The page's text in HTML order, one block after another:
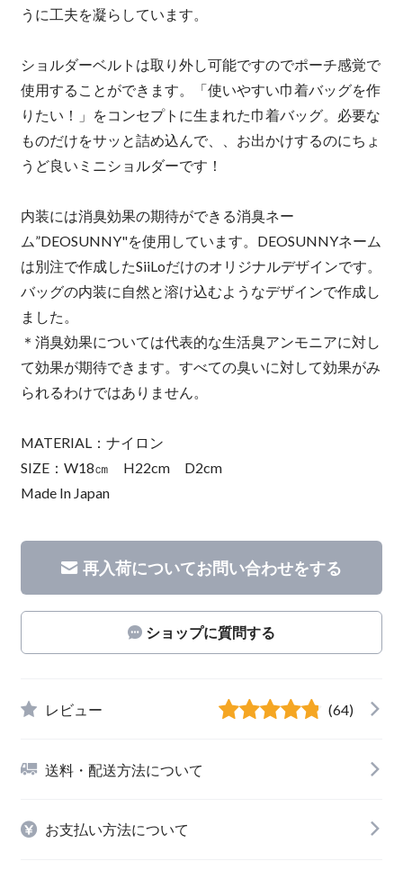
うに工夫を凝らしています。
ショルダーベルトは取り外し可能ですのでポーチ感覚で
使用することができます。「使いやすい巾着バッグを作
りたい！」をコンセプトに生まれた巾着バッグ。必要な
ものだけをサッと詰め込んで、、お出かけするのにちょ
うど良いミニショルダーです！
内装には消臭効果の期待ができる消臭ネー
ム”DEOSUNNY"を使用しています。DEOSUNNYネーム
は別注で作成したSiiLoだけのオリジナルデザインです。
バッグの内装に自然と溶け込むようなデザインで作成し
ました。
＊消臭効果については代表的な生活臭アンモニアに対し
て効果が期待できます。すべての臭いに対して効果がみ
られるわけではありません。
MATERIAL：ナイロン
SIZE：W18㎝ H22cm D2cm
Made In Japan
再入荷についてお問い合わせをする
ショップに質問する
レビュー (64)
送料・配送方法について
お支払い方法について